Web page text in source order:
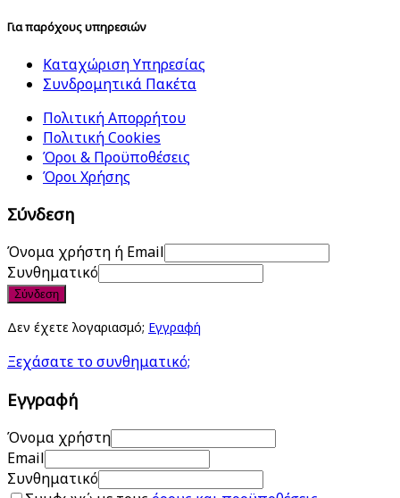
Για παρόχους υπηρεσιών
Καταχώριση Υπηρεσίας
Συνδρομητικά Πακέτα
Πολιτική Απορρήτου
Πολιτική Cookies
Όροι & Προϋποθέσεις
Όροι Χρήσης
Σύνδεση
Όνομα χρήστη ή Email
Συνθηματικό
Σύνδεση
Δεν έχετε λογαριασμό; Εγγραφή
Ξεχάσατε το συνθηματικό;
Εγγραφή
Όνομα χρήστη
Email
Συνθηματικό